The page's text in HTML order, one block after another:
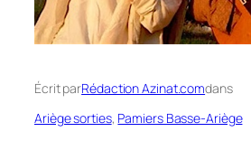
Écrit parRédaction Azinat.comdans
Ariège sorties, Pamiers Basse-Ariège